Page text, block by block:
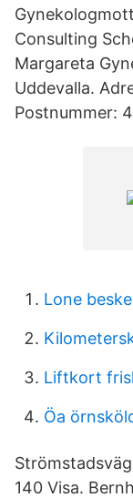
Consulting
Margareta
Uddevalla.
Postnummer:
Lone
Liftkort
Öa
140 Visa.